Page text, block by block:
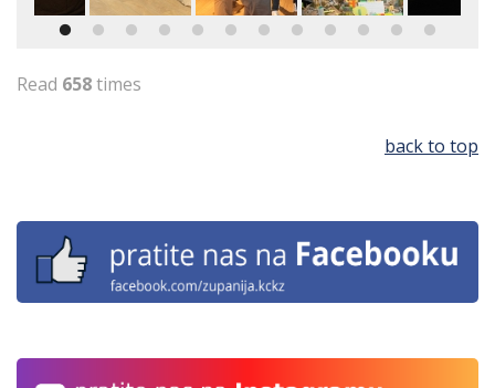
Read 658times
back to top